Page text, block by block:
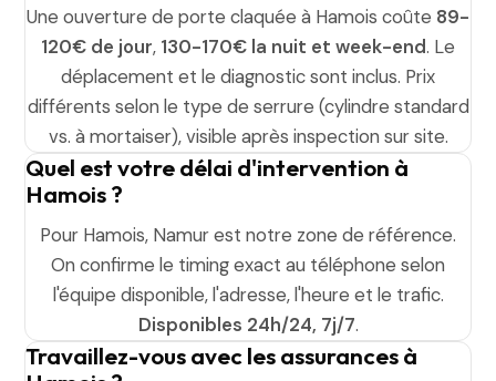
Une ouverture de porte claquée à Hamois coûte 89-
120€ de jour, 130-170€ la nuit et week-end. Le
déplacement et le diagnostic sont inclus. Prix
différents selon le type de serrure (cylindre standard
vs. à mortaiser), visible après inspection sur site.
Quel est votre délai d'intervention à
Hamois ?
Pour Hamois, Namur est notre zone de référence.
On confirme le timing exact au téléphone selon
l'équipe disponible, l'adresse, l'heure et le trafic.
Disponibles 24h/24, 7j/7.
Travaillez-vous avec les assurances à